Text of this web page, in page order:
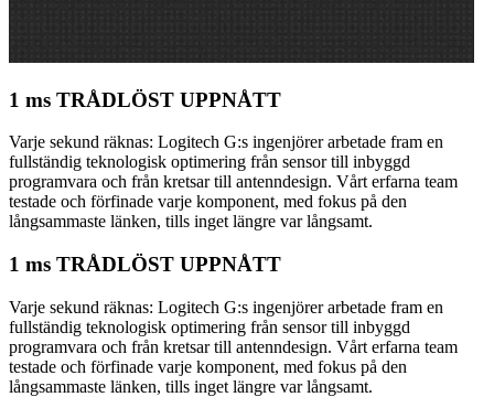
1 ms TRÅDLÖST UPPNÅTT
Varje sekund räknas: Logitech G:s ingenjörer arbetade fram en
fullständig teknologisk optimering från sensor till inbyggd
programvara och från kretsar till antenndesign. Vårt erfarna team
testade och förfinade varje komponent, med fokus på den
långsammaste länken, tills inget längre var långsamt.
1 ms TRÅDLÖST UPPNÅTT
Varje sekund räknas: Logitech G:s ingenjörer arbetade fram en
fullständig teknologisk optimering från sensor till inbyggd
programvara och från kretsar till antenndesign. Vårt erfarna team
testade och förfinade varje komponent, med fokus på den
långsammaste länken, tills inget längre var långsamt.